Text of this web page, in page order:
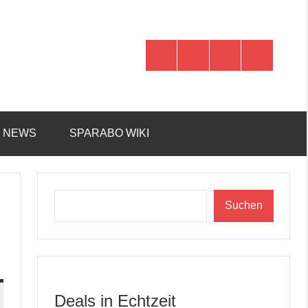
NEWS SPARABO WIKI
Suchen
Deals in Echtzeit